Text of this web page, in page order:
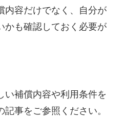
内容だけでなく、自分が
かも確認しておく必要が
い補償内容や利用条件を
事をご参照ください。